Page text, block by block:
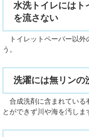
水洗トイレにはト
を流さない
トイレットペーパー以外
う。
洗濯には無リンの
合成洗剤に含まれている
とができず川や海を汚しま